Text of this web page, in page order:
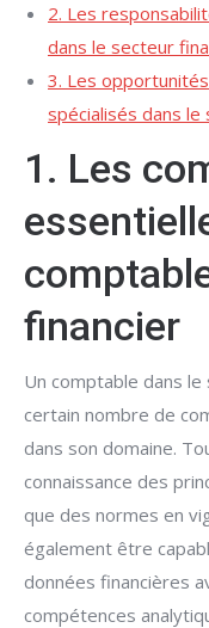
2. Les
dans le secteur
3. Les
spécialisés dans
1. Les
financier
Un comptable dans
certain nombre de
dans son domaine.
connaissance des
que des normes en
également être
données financières
compétences